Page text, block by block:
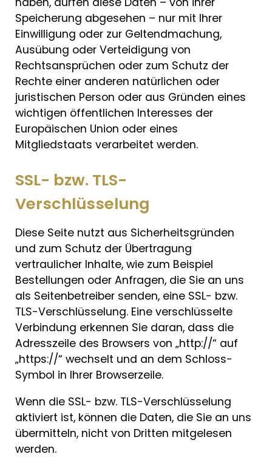
Speicherung abgesehen – nur mit Ihrer
Einwilligung oder zur Geltendmachung,
Ausübung oder Verteidigung von
Rechtsansprüchen oder zum Schutz der
Rechte einer anderen natürlichen oder
juristischen Person oder aus Gründen eines
wichtigen öffentlichen Interesses der
Europäischen Union oder eines
Mitgliedstaats verarbeitet werden.
SSL- bzw. TLS-
Verschlüsselung
Diese Seite nutzt aus Sicherheitsgründen
und zum Schutz der Übertragung
vertraulicher Inhalte, wie zum Beispiel
Bestellungen oder Anfragen, die Sie an uns
als Seitenbetreiber senden, eine SSL- bzw.
TLS-Verschlüsselung. Eine verschlüsselte
Verbindung erkennen Sie daran, dass die
Adresszeile des Browsers von „http://“ auf
„https://“ wechselt und an dem Schloss-
Symbol in Ihrer Browserzeile.
Wenn die SSL- bzw. TLS-Verschlüsselung
aktiviert ist, können die Daten, die Sie an uns
übermitteln, nicht von Dritten mitgelesen
werden.